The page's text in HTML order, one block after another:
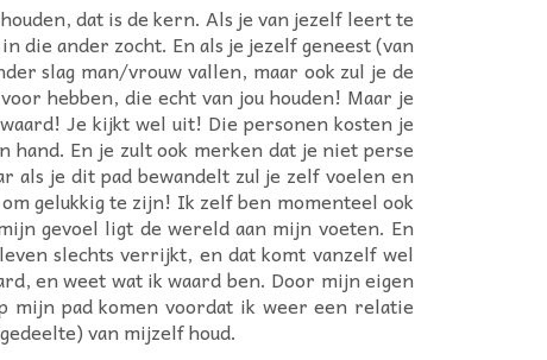
dat is de kern. Als je van jezelf leert te
die ander zocht. En als je jezelf geneest (van
slag man/vrouw vallen, maar ook zul je de
hebben, die echt van jou houden! Maar je
Je kijkt wel uit! Die personen kosten je
En je zult ook merken dat je niet perse
als je dit pad bewandelt zul je zelf voelen en
gelukkig te zijn! Ik zelf ben momenteel ook
gevoel ligt de wereld aan mijn voeten. En
slechts verrijkt, en dat komt vanzelf wel
en weet wat ik waard ben. Door mijn eigen
mijn pad komen voordat ik weer een relatie
van mijzelf houd.